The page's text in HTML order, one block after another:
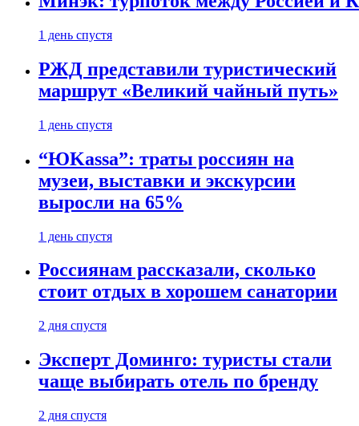
1 день спустя
РЖД представили туристический
маршрут «Великий чайный путь»
1 день спустя
“ЮKassa”: траты россиян на
музеи, выставки и экскурсии
выросли на 65%
1 день спустя
Россиянам рассказали, сколько
стоит отдых в хорошем санатории
2 дня спустя
Эксперт Доминго: туристы стали
чаще выбирать отель по бренду
2 дня спустя